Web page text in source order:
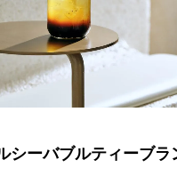
シーバブルティーブラ